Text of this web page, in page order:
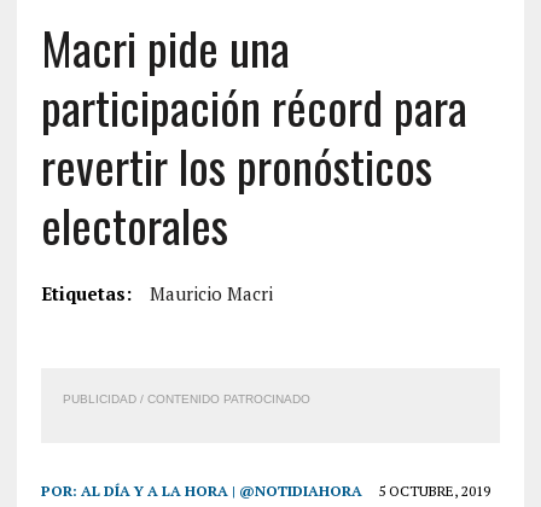
Macri pide una
participación récord para
revertir los pronósticos
electorales
Etiquetas: Mauricio Macri
PUBLICIDAD / CONTENIDO PATROCINADO
POR: AL DÍA Y A LA HORA | @NOTIDIAHORA 5 OCTUBRE, 2019